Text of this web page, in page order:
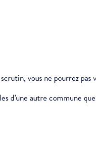
vous ne pourrez pas
d’une autre commune